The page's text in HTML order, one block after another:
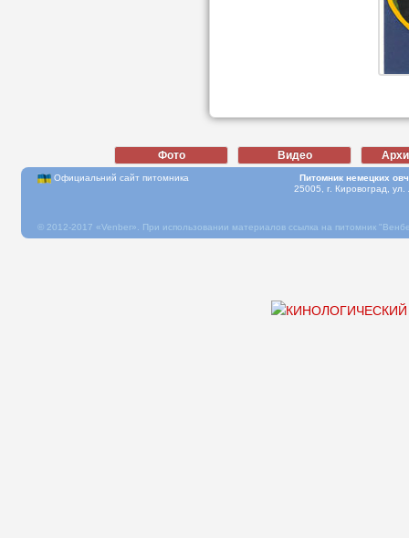
Официальний сайт питомника
Питомник немецких
25005, г. Кировоград, ул.
© 2012-2017 «Venber». При использовании материалов ссылка на питомник